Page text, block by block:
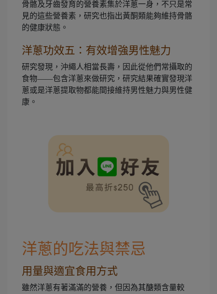
骨骼及牙齒發育的營養素集於洋蔥一身，不只是常
見的這些營養素，研究也指出黃酮類能夠維持骨骼
的健康狀態。
洋蔥功效五：有效增強男性魅力
研究發現，沖繩人相當長壽，因此從他們常攝取的
食物——包含洋蔥來做研究，研究結果確實發現洋
蔥或是洋蔥提取物都能間接維持男性魅力與男性健
康。
洋蔥的吃法與禁忌
用量與適宜食用方式
雖然洋蔥有著滿滿的營養，但因為其醣類含量較